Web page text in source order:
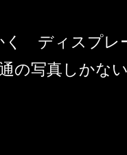
く ディスプレ
の写真しかな